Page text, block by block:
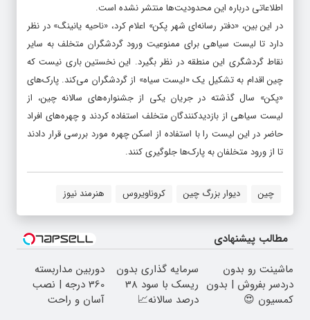
اطلاعاتی درباره این محدودیت‌ها منتشر نشده است.
در این بین، «دفتر رسانه‌ای شهر پکن» اعلام کرد، «ناحیه یانینگ» در نظر
دارد تا لیست سیاهی برای ممنوعیت ورود گردشگران متخلف به سایر
نقاط گردشگری این منطقه در نظر بگیرد. این نخستین باری نیست که
چین اقدام به تشکیل یک «لیست سیاه» از گردشگران می‌کند. پارک‌های
«پکن» سال گذشته در جریان یکی از جشنواره‌های سالانه چین، از
لیست سیاهی از بازدیدکنندگان متخلف استفاده کردند و چهره‌های افراد
حاضر در این لیست را با استفاده از اسکن چهره مورد بررسی قرار دادند
تا از ورود متخلفان به پارک‌ها جلوگیری کنند.
چین دیوار بزرگ چین کروناویروس هنرمند نیوز
مطالب پیشنهادی
ماشینت رو بدون
دردسر بفروش | بدون
کمسیون 😍
سرمایه گذاری بدون
ریسک با سود 38
درصد سالانه📈
دوربین مداربسته
360 درجه | نصب
آسان و راحت